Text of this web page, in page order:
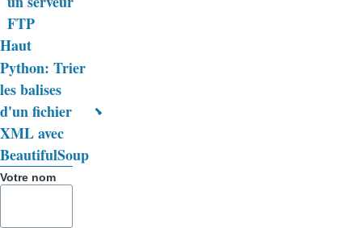
pour
Trucs
&
Astuces
FTP
Haut
Python: Trier
les balises
d'un fichier
XML avec
BeautifulSoup
Votre nom